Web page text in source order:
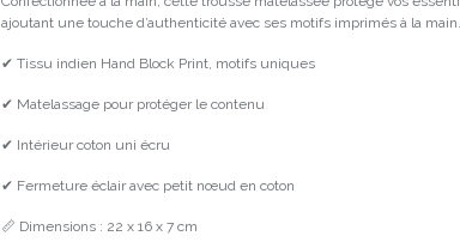
ajoutant une touche d’authenticité avec ses motifs imprimés à la main.
✔ Tissu indien Hand Block Print, motifs uniques
✔ Matelassage pour protéger le contenu
✔ Intérieur coton uni écru
✔ Fermeture éclair avec petit nœud en coton
📏 Dimensions : 22 x 16 x 7 cm